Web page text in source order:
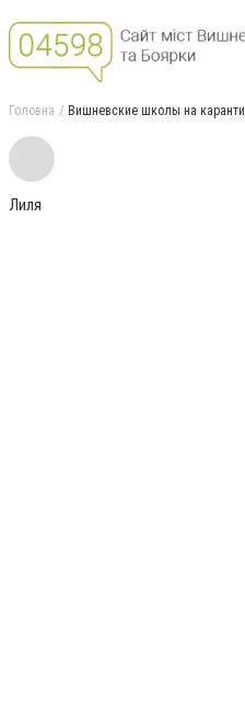
Головна Вишневские школы на
Лиля